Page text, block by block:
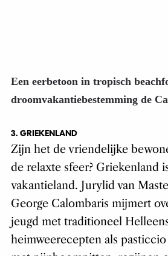
Een eerbetoon in tropisch
droomvakantiebestemming de
3. GRIEKENLAND
Zijn het de vriendelijke
de relaxte sfeer? Griekenland
vakantieland. Jurylid van
George Calombaris mijmert
jeugd met traditioneel
heimweerecepten als